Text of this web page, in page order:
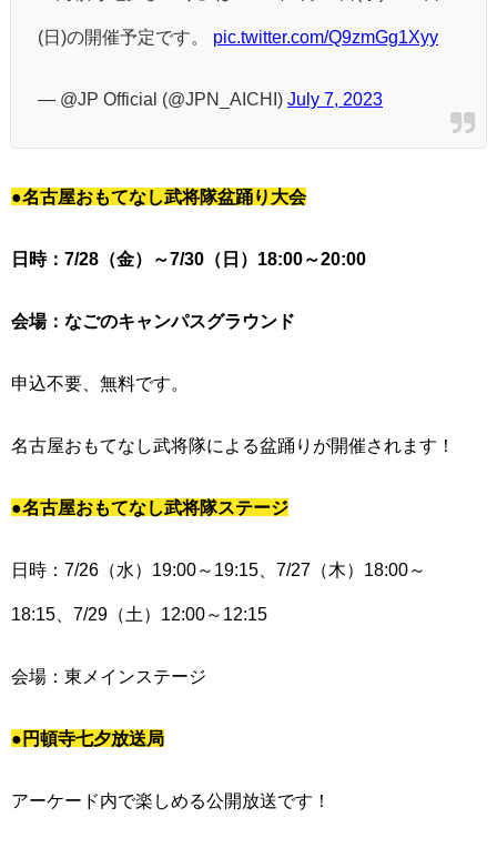
(日)の開催予定です。 pic.twitter.com/Q9zmGg1Xyy
— @JP Official (@JPN_AICHI) July 7, 2023
●名古屋おもてなし武将隊盆踊り大会
日時：7/28（金）～7/30（日）18:00～20:00
会場：なごのキャンパスグラウンド
申込不要、無料です。
名古屋おもてなし武将隊による盆踊りが開催されます！
●名古屋おもてなし武将隊ステージ
日時：7/26（水）19:00～19:15、7/27（木）18:00～
18:15、7/29（土）12:00～12:15
会場：東メインステージ
●円頓寺七夕放送局
アーケード内で楽しめる公開放送です！